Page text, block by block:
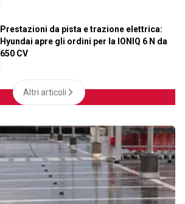
Prestazioni da pista e trazione elettrica:
Hyundai apre gli ordini per la IONIQ 6 N da
650 CV
Altri articoli